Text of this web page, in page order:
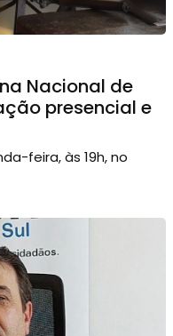
Nacional de
presencial e
feira, às 19h, no